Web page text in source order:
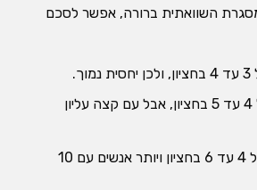
השוואתית ברורה, אפשר לסכם
ארה"ב: בדרך כלל 4 עד 5 בחציון, אבל עם קצה עליון
בריטניה: בדרך כלל 4 עד 6 בחציון ויותר אנשים עם 10